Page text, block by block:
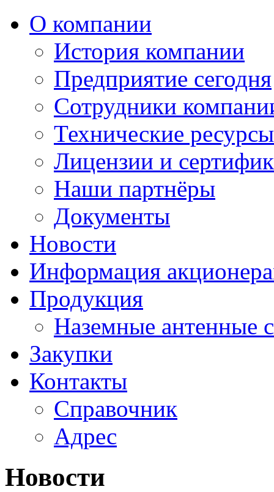
О компании
История компании
Предприятие сегодня
Сотрудники
Технические
Лицензии и
Наши партнёры
Документы
Новости
Информация
Продукция
Наземные антенные
Закупки
Контакты
Справочник
Адрес
Новости